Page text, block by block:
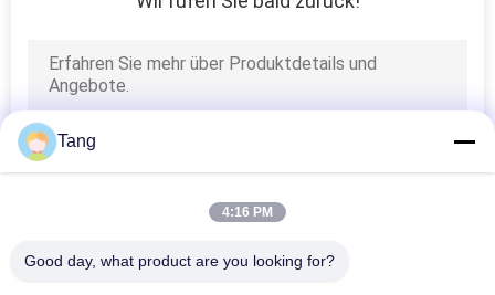
Tang
4:16 PM
Good day, what product are you looking for?